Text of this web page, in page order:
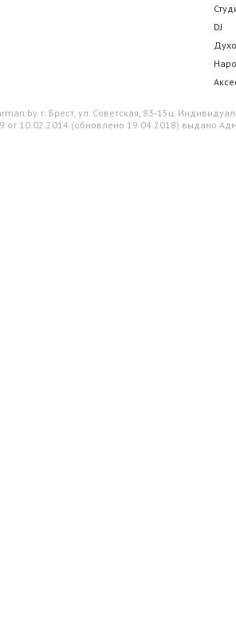
DJ
г. Брест, ул. Советская, 83-15ц.
от 10.02.2014 (обновлено 19.04.2018) выдано